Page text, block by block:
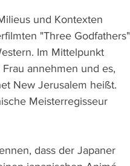
und Kontexten
"Three Godfathers"
Im Mittelpunkt
annehmen und es,
New Jerusalem heißt.
Meisterregisseur
dass der Japaner